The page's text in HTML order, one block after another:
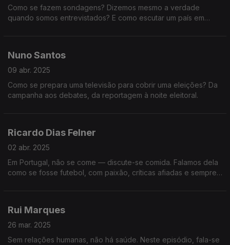
Como se fazem sondagens? Dizemos mesmo a verdade
quando somos entrevistados? E como escutar um país em
Nuno Santos
09 abr. 2025
Como se prepara uma televisão para cobrir uma eleições? Da
campanha aos debates, da reportagem à noite eleitoral.
Ricardo Dias Felner
02 abr. 2025
Em Portugal, não se come — discute-se comida. Falamos dela
como se fosse futebol, com paixão, críticas afiadas e sempre
Rui Marques
26 mar. 2025
Sem relações humanas, não há saúde. Neste episódio, fala-se